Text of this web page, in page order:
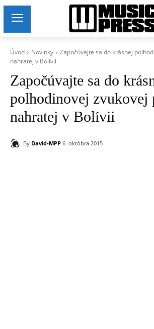
Úvod Novinky
Započúvajte sa do krásnej
nahratej v Bolívii
Započúvajte sa do
polhodinovej zvukovej
nahratej v Bolívii
By David-MPP 6. októbra 2015